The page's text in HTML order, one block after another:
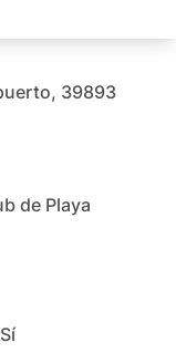
39893
de Playa
Sí